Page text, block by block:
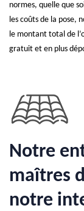
normes, quelle que
les coûts de la pose,
le montant total de
gratuit et en plus
Notre
maîtres
notre